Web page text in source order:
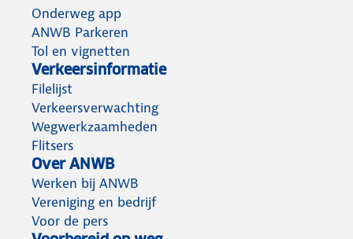
Onderweg app
ANWB Parkeren
Tol en vignetten
Verkeersinformatie
Filelijst
Verkeersverwachting
Wegwerkzaamheden
Flitsers
Over ANWB
Werken bij ANWB
Vereniging en bedrijf
Voor de pers